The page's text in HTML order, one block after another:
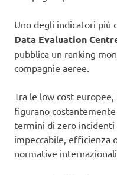
Uno degli indicatori più
Data Evaluation
pubblica un ranking
compagnie aeree.
Tra le low cost europee,
figurano
termini di zero
impeccabile, efficienza
normative